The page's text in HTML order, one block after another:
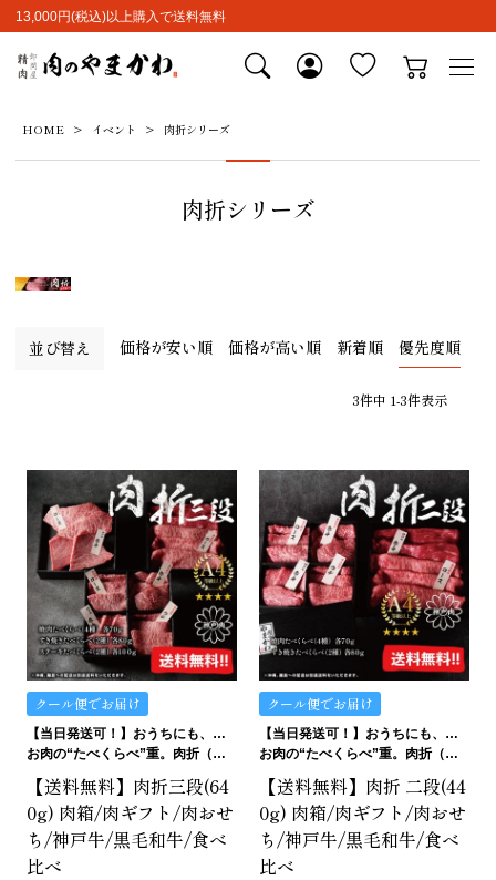
13,000円(税込)以上購入で送料無料
HOME イベント 肉折シリーズ
肉折シリーズ
並び替え 価格が安い順 価格が高い順 新着順 優先度順
3件中 1-3件表示
クール便でお届け
【当日発送可！】おうちにも、ギフトにも。ご褒美にも…イケます！
お肉の“たべくらべ”重。肉折（にくおり）
【送料無料】肉折三段(64
0g) 肉箱/肉ギフト/肉おせ
ち/神戸牛/黒毛和牛/食べ
比べ
クール便でお届け
【当日発送可！】おうちにも、ギフトにも。ご褒美にも…イケます！
お肉の“たべくらべ”重。肉折（にくおり）
【送料無料】肉折 二段(44
0g) 肉箱/肉ギフト/肉おせ
ち/神戸牛/黒毛和牛/食べ
比べ